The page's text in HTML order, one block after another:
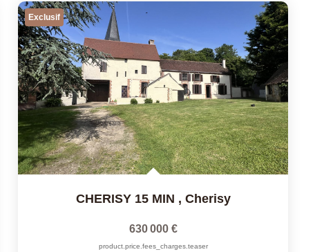
Exclusif
CHERISY 15 MIN , Cherisy
630 000 €
product.price.fees_charges.teaser